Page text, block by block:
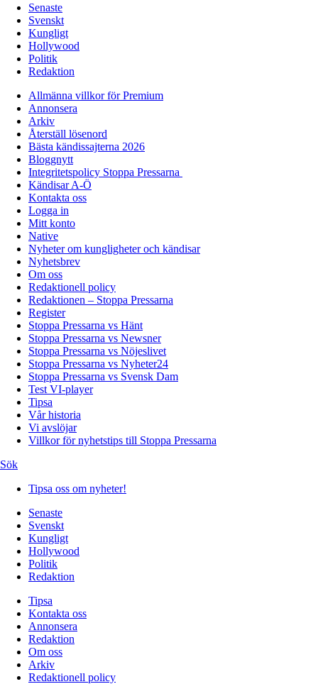
Senaste
Svenskt
Kungligt
Hollywood
Politik
Redaktion
Allmänna villkor för Premium
Annonsera
Arkiv
Återställ lösenord
Bästa kändissajterna 2026
Bloggnytt
Integritetspolicy Stoppa Pressarna
Kändisar A-Ö
Kontakta oss
Logga in
Mitt konto
Native
Nyheter om kungligheter och kändisar
Nyhetsbrev
Om oss
Redaktionell policy
Redaktionen – Stoppa Pressarna
Register
Stoppa Pressarna vs Hänt
Stoppa Pressarna vs Newsner
Stoppa Pressarna vs Nöjeslivet
Stoppa Pressarna vs Nyheter24
Stoppa Pressarna vs Svensk Dam
Test VI-player
Tipsa
Vår historia
Vi avslöjar
Villkor för nyhetstips till Stoppa Pressarna
Sök
Tipsa oss om nyheter!
Senaste
Svenskt
Kungligt
Hollywood
Politik
Redaktion
Tipsa
Kontakta oss
Annonsera
Redaktion
Om oss
Arkiv
Redaktionell policy